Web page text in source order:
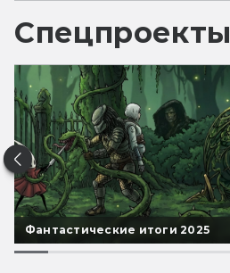
Спецпроекты
Фантастические итоги 2025